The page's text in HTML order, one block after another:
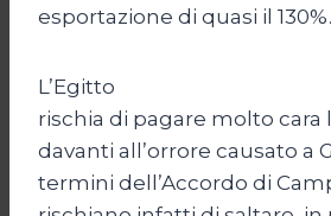
esportazione di quasi il 130%.
L’Egitto
rischia di pagare molto cara
davanti all’orrore causato a
termini dell’Accordo di